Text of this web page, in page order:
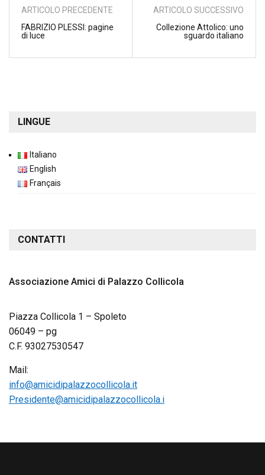
ARTICOLO PRECEDENTE
FABRIZIO PLESSI: pagine
di luce
ARTICOLO SUCCESSIVO
Collezione Attolico: uno
sguardo italiano
LINGUE
Italiano
English
Français
CONTATTI
Associazione Amici di Palazzo Collicola
Piazza Collicola 1 – Spoleto
06049 – pg
C.F. 93027530547
Mail:
info@amicidipalazzocollicola.it
Presidente@amicidipalazzocollicola.i